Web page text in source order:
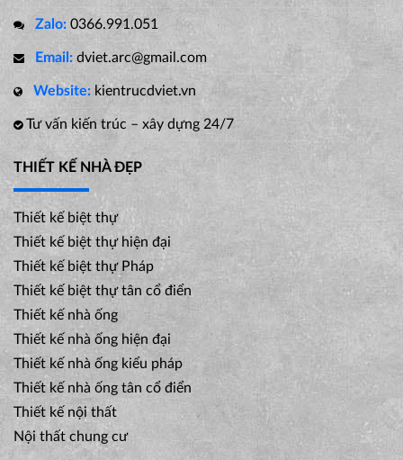
Zalo: 0366.991.051
Email: dviet.arc@gmail.com
Website: kientrucdviet.vn
Tư vấn kiến trúc – xây dựng 24/7
THIẾT KẾ NHÀ ĐẸP
Thiết kế biệt thự
Thiết kế biệt thự hiện đại
Thiết kế biệt thự Pháp
Thiết kế biệt thự tân cổ điển
Thiết kế nhà ống
Thiết kế nhà ống hiện đại
Thiết kế nhà ống kiểu pháp
Thiết kế nhà ống tân cổ điển
Thiết kế nội thất
Nội thất chung cư